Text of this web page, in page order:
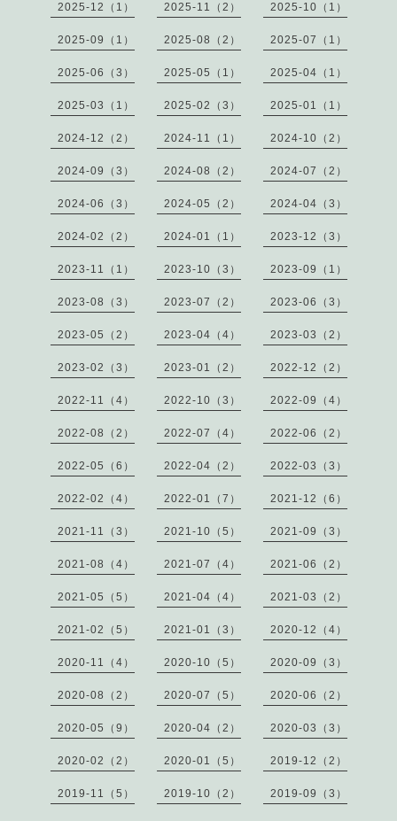
2025-12（1） 2025-11（2） 2025-10（1）
2025-09（1） 2025-08（2） 2025-07（1）
2025-06（3） 2025-05（1） 2025-04（1）
2025-03（1） 2025-02（3） 2025-01（1）
2024-12（2） 2024-11（1） 2024-10（2）
2024-09（3） 2024-08（2） 2024-07（2）
2024-06（3） 2024-05（2） 2024-04（3）
2024-02（2） 2024-01（1） 2023-12（3）
2023-11（1） 2023-10（3） 2023-09（1）
2023-08（3） 2023-07（2） 2023-06（3）
2023-05（2） 2023-04（4） 2023-03（2）
2023-02（3） 2023-01（2） 2022-12（2）
2022-11（4） 2022-10（3） 2022-09（4）
2022-08（2） 2022-07（4） 2022-06（2）
2022-05（6） 2022-04（2） 2022-03（3）
2022-02（4） 2022-01（7） 2021-12（6）
2021-11（3） 2021-10（5） 2021-09（3）
2021-08（4） 2021-07（4） 2021-06（2）
2021-05（5） 2021-04（4） 2021-03（2）
2021-02（5） 2021-01（3） 2020-12（4）
2020-11（4） 2020-10（5） 2020-09（3）
2020-08（2） 2020-07（5） 2020-06（2）
2020-05（9） 2020-04（2） 2020-03（3）
2020-02（2） 2020-01（5） 2019-12（2）
2019-11（5） 2019-10（2） 2019-09（3）